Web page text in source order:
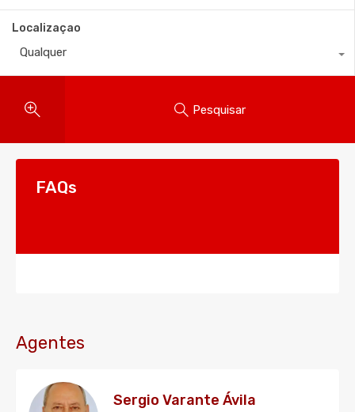
Localizaçao
Qualquer
Pesquisar
FAQs
Agentes
Sergio Varante Ávila